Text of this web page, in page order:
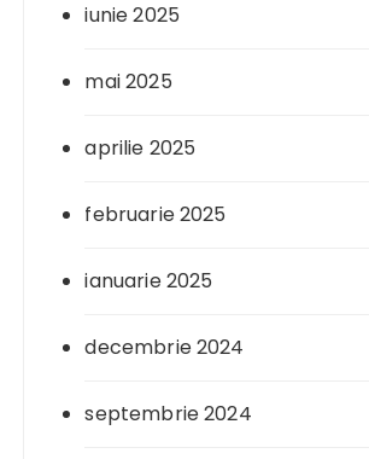
iunie 2025
mai 2025
aprilie 2025
februarie 2025
ianuarie 2025
decembrie 2024
septembrie 2024